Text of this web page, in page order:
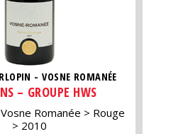
- VOSNE ROMANÉE
– GROUPE HWS
Vosne Romanée
Rouge
2010